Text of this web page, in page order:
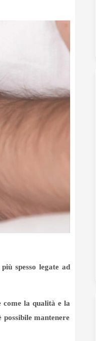
spesso legate ad
la qualità e la
possibile mantenere